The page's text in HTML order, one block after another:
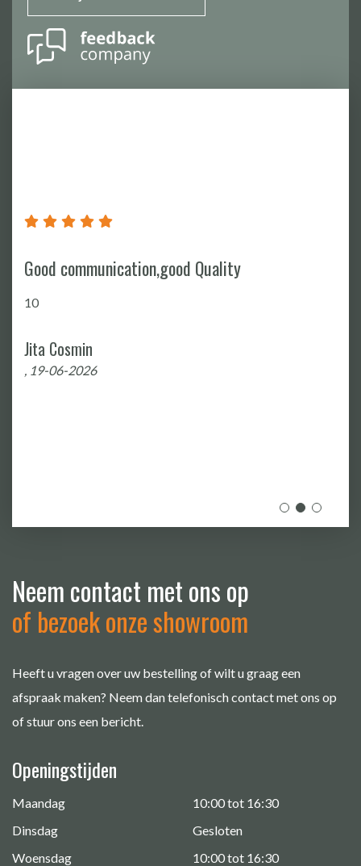
Good communication,good Quality
10
Jita Cosmin
, 19-06-2026
Neem contact met ons op
of bezoek onze showroom
Heeft u vragen over uw bestelling of wilt u graag een
afspraak maken? Neem dan telefonisch contact met ons op
of stuur ons een bericht.
Openingstijden
Maandag
10:00 tot 16:30
Dinsdag
Gesloten
Woensdag
10:00 tot 16:30